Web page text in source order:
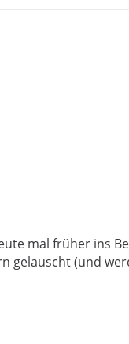
mal früher ins
gelauscht (und